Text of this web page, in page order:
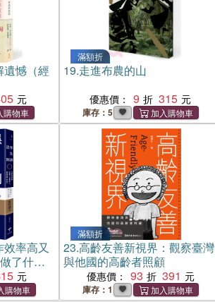
遺憾（經
滿額折
19.走進布農的山
優惠價： 9 315
庫存：5
率高又
了什
滿額折
23.高齡友善新視界：觀察臺灣
與他國的高齡者照顧
優惠價： 93 391
庫存：1